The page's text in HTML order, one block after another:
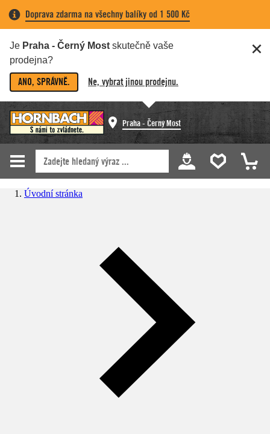
Doprava zdarma na všechny balíky od 1 500 Kč
Je Praha - Černý Most skutečně vaše
prodejna?
ANO, SPRÁVNĚ. Ne, vybrat jinou prodejnu.
Praha - Černý Most
Úvodní stránka